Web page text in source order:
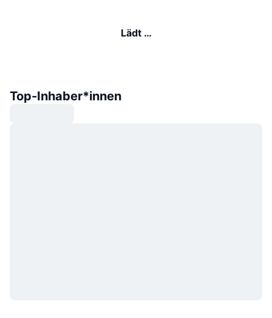
Lädt …
Top-Inhaber*innen